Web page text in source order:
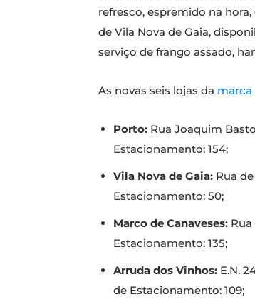
refresco, espremido na
de Vila Nova de Gaia,
serviço de frango assado,
As novas seis lojas da marca
Porto: Rua Joaquim
Estacionamento: 154;
Vila Nova de Gaia: Rua
Estacionamento: 50;
Marco de Canaveses:
Estacionamento: 135;
Arruda dos Vinhos: E.N.
de Estacionamento: 109;